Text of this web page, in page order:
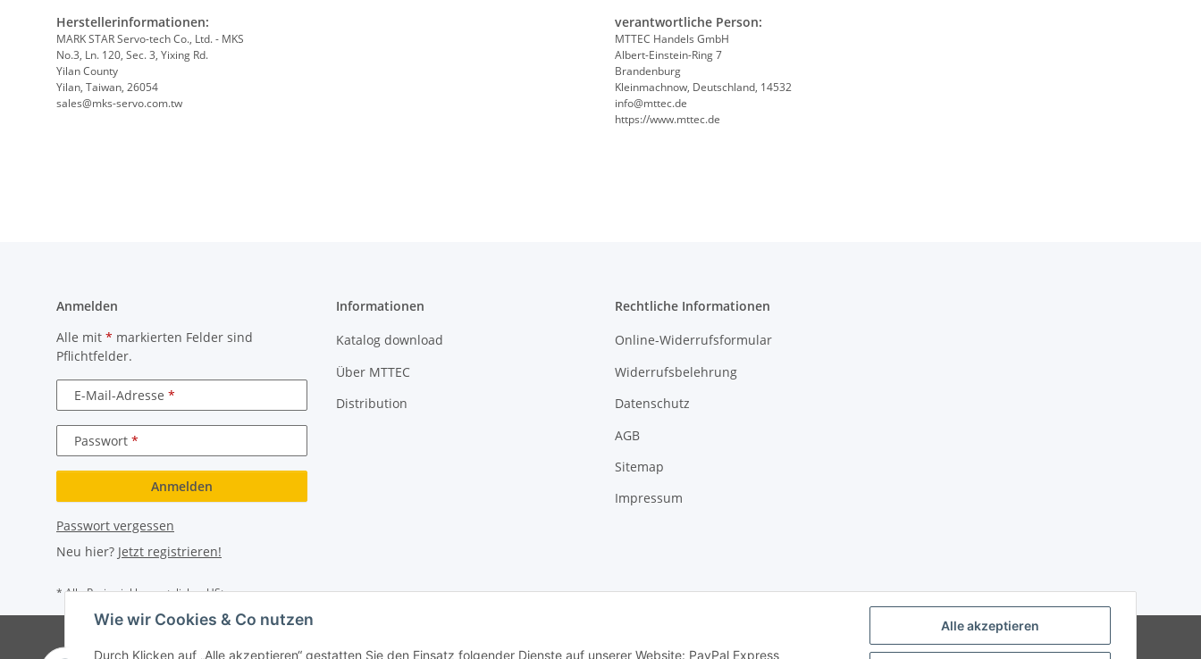
Alle akzeptieren
Wie wir Cookies & Co nutzen
Durch Klicken auf „Alle akzeptieren“ gestatten Sie den Einsatz folgender Dienste auf unserer Website: PayPal Express
Herstellerinformationen:
MARK STAR Servo-tech Co., Ltd. - MKS
No.3, Ln. 120, Sec. 3, Yixing Rd.
Yilan County
Yilan, Taiwan, 26054
sales@mks-servo.com.tw
verantwortliche Person:
MTTEC Handels GmbH
Albert-Einstein-Ring 7
Brandenburg
Kleinmachnow, Deutschland, 14532
info@mttec.de
https://www.mttec.de
Anmelden
Alle mit * markierten Felder sind
Pflichtfelder.
E-Mail-Adresse
Passwort
Anmelden
Passwort vergessen
Neu hier? Jetzt registrieren!
Informationen
Katalog download
Über MTTEC
Distribution
Rechtliche Informationen
Online-Widerrufsformular
Widerrufsbelehrung
Datenschutz
AGB
Sitemap
Impressum
* Alle Preise inkl. gesetzlicher USt.